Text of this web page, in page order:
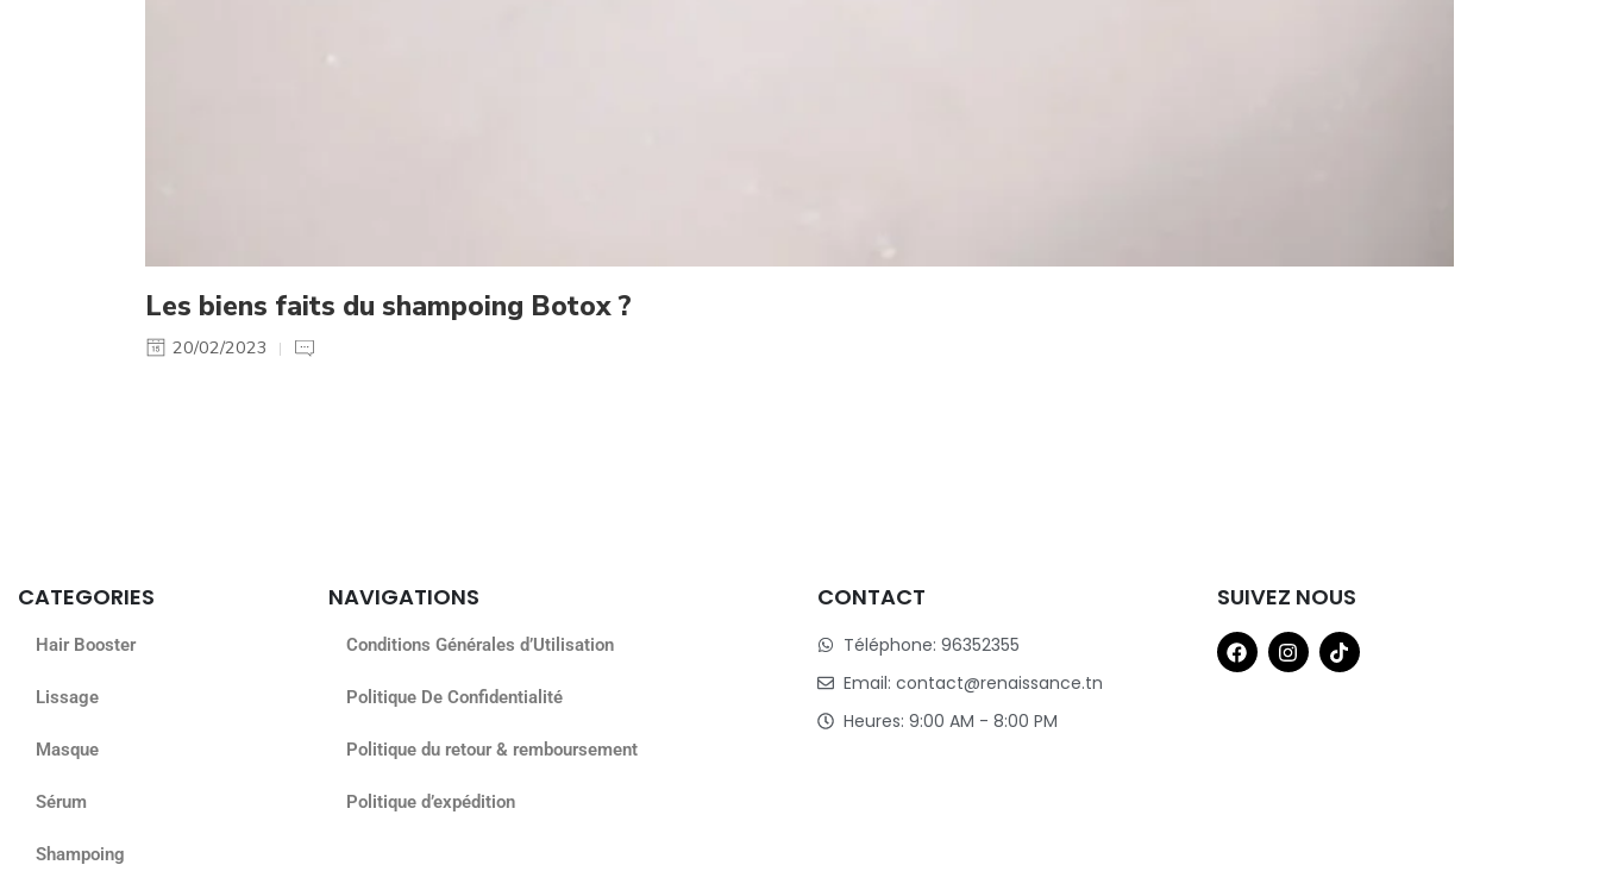
Les biens faits du shampoing Botox ?
20/02/2023
CATEGORIES
Hair Booster
Lissage
Masque
Sérum
Shampoing
NAVIGATIONS
Conditions Générales d’Utilisation
Politique De Confidentialité
Politique du retour & remboursement
Politique d’expédition
CONTACT
Téléphone: 96352355
Email: contact@renaissance.tn
Heures: 9:00 AM - 8:00 PM
SUIVEZ NOUS